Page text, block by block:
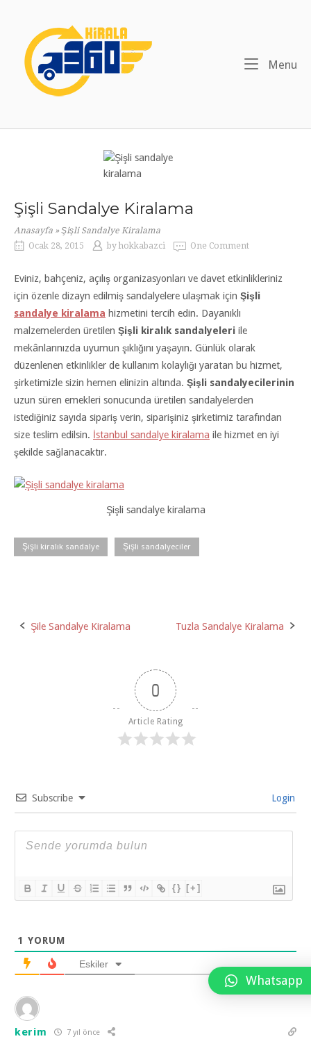
content
Menu
Şişli Sandalye Kiralama
Anasayfa »Şişli Sandalye Kiralama
Ocak 28, 2015
by hokkabazci One Comment
Eviniz, bahçeniz, açılış organizasyonları ve davet etkinlikleriniz
için özenle dizayn edilmiş sandalyelere ulaşmak için Şişli
sandalye kiralama hizmetini tercih edin. Dayanıklı
malzemelerden üretilen Şişli kiralık sandalyeleri ile
mekânlarınızda uyumun şıklığını yaşayın. Günlük olarak
düzenlenen etkinlikler de kullanım kolaylığı yaratan bu hizmet,
şirketimizle sizin hemen elinizin altında. Şişli sandalyecilerinin
uzun süren emekleri sonucunda üretilen sandalyelerden
istediğiniz sayıda sipariş verin, siparişiniz şirketimiz tarafından
size teslim edilsin. İstanbul sandalye kiralama ile hizmet en iyi
şekilde sağlanacaktır.
Şişli sandalye kiralama
Şişli kiralık sandalye Şişli sandalyeciler
Post
Şile Sandalye Kiralama Tuzla Sandalye Kiralama
0
Article Rating
Subscribe Login
{} [+]
1 YORUM
Eskiler
kerim 7 yıl önce
Whatsapp